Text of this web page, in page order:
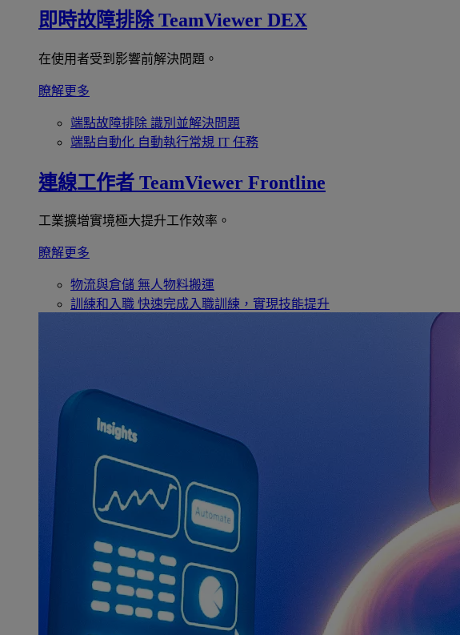
即時故障排除 TeamViewer DEX
在使用者受到影響前解決問題。
瞭解更多
端點故障排除 識別並解決問題
端點自動化 自動執行常規 IT 任務
連線工作者 TeamViewer Frontline
工業擴增實境極大提升工作效率。
瞭解更多
物流與倉儲 無人物料搬運
訓練和入職 快速完成入職訓練，實現技能提升